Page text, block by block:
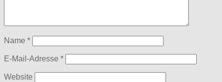
Name *
E-Mail-Adresse *
Website